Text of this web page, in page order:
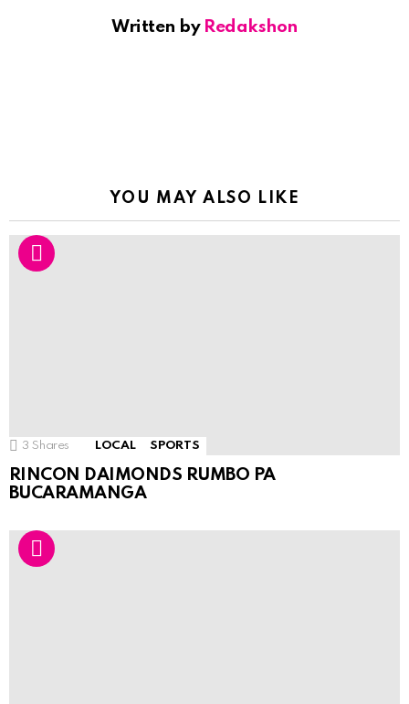
Written by Redakshon
YOU MAY ALSO LIKE
3 Shares LOCAL SPORTS
RINCON DAIMONDS RUMBO PA
BUCARAMANGA